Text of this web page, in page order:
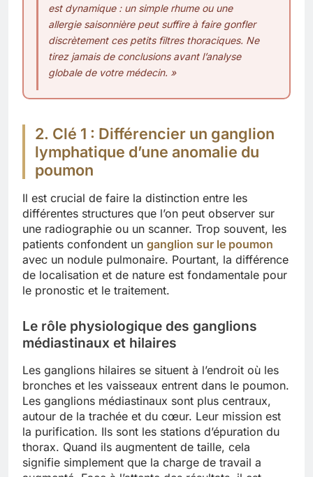
est dynamique : un simple rhume ou une
allergie saisonnière peut suffire à faire gonfler
discrètement ces petits filtres thoraciques. Ne
tirez jamais de conclusions avant l’analyse
globale de votre médecin. »
2. Clé 1 : Différencier un ganglion
lymphatique d’une anomalie du
poumon
Il est crucial de faire la distinction entre les
différentes structures que l’on peut observer sur
une radiographie ou un scanner. Trop souvent, les
patients confondent un ganglion sur le poumon
avec un nodule pulmonaire. Pourtant, la différence
de localisation et de nature est fondamentale pour
le pronostic et le traitement.
Le rôle physiologique des ganglions
médiastinaux et hilaires
Les ganglions hilaires se situent à l’endroit où les
bronches et les vaisseaux entrent dans le poumon.
Les ganglions médiastinaux sont plus centraux,
autour de la trachée et du cœur. Leur mission est
la purification. Ils sont les stations d’épuration du
thorax. Quand ils augmentent de taille, cela
signifie simplement que la charge de travail a